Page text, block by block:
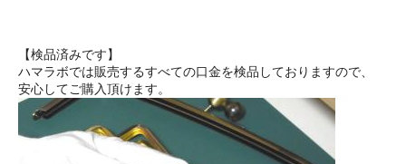
【検品済みです】
ハマラボでは販売するすべての口金を検品しておりますので、
安心してご購入頂けます。